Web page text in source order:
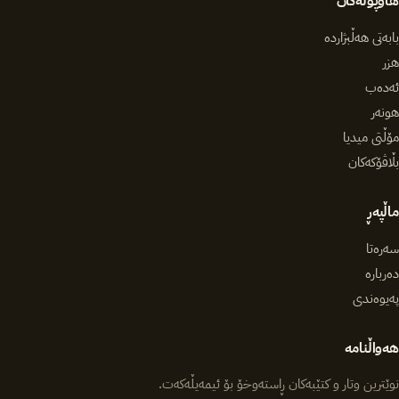
بابەتی هەڵبژاردە
هزر
ئەدەب
هونەر
مۆڵتی میدیا
بڵاڤۆکەکان
ماڵپەڕ
سەرەتا
دەربارە
پەیوەندی
هەواڵنامە
نوێترین وتار و کتێبەکان ڕاستەوخۆ بۆ ئیمەیڵەکەت.